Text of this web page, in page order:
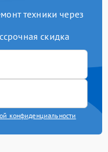
техники через
скидка
конфиденциальности